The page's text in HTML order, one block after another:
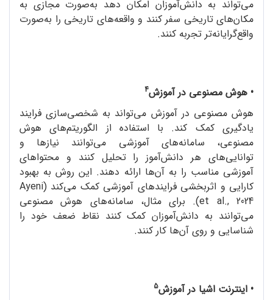
می‌تواند به دانش‌آموزان امکان دهد به‌صورت مجازی به
مکان‌های تاریخی سفر کنند و واقعه‌های تاریخی را به‌صورت
واقع‌گرایانه‌تر تجربه کنند.
• هوش مصنوعی در آموزش4
هوش مصنوعی در آموزش می‌تواند به شخصی‌سازی فرایند
یادگیری کمک کند. با استفاده از الگوریتم‌های هوش
مصنوعی، سامانه‌های آموزشی می‌توانند نیازها و
توانایی‌های هر دانش‌آموز را تحلیل کنند و محتواهای
آموزشی مناسب را به آن‌ها ارائه دهند. این روش به بهبود
کارایی و اثربخشی فرایندهای آموزشی کمک می‌کند (Ayeni
et al., 2024). برای مثال، سامانه‌های هوش مصنوعی
می‌توانند به دانش‌آموزان کمک کنند نقاط ضعف خود را
شناسایی و روی آن‌ها کار کنند.
• اینترنت اشیا در آموزش5